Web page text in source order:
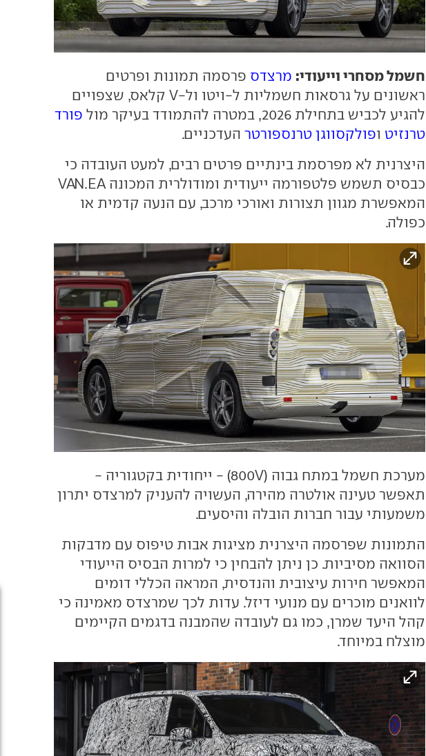
חשמל מסחרי וייעודי: מרצדס פרסמה תמונות ופרטים
ראשונים על גרסאות חשמליות ל-ויטו ול-V קלאס, שצפויים
להגיע לכביש בתחילת 2026, במטרה להתמודד בעיקר מול
פורד
טרנזיט ופולקסווגן טרנספורטר העדכניים.
היצרנית לא מפרסמת בינתיים פרטים רבים, למעט העובדה כי
כבסיס תשמש פלטפורמה ייעודית ומודולרית המכונה VAN.EA
המאפשרת מגוון תצורות ואורכי מרכב, עם הנעה קדמית או
כפולה.
מערכת חשמל במתח גבוה (800V) - ייחודית בקטגוריה -
תאפשר טעינה אולטרה מהירה, העשויה להעניק למרצדס יתרון
משמעותי עבור חברות הובלה והיסעים.
התמונות שפרסמה היצרנית מציגות אבות טיפוס עם מדבקות
הסוואה מסיביות. כן ניתן להבחין כי למרות הבסיס הייעודי
המאפשר חירות עיצובית והנדסית, המראה הכללי דומים
לוואנים מוכרים עם מנועי דיזל. עדות לכך שמרצדס מאמינה כי
קהל היעד שמרן, כמו גם לעובדה שהמבנה בדגמים הקיימים
מוצלח במיוחד.